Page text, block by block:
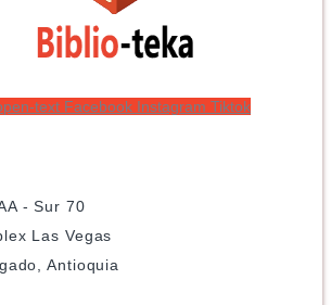
text Facebook Instagram Tiktok
- Sur 70
Las Vegas
Antioquia